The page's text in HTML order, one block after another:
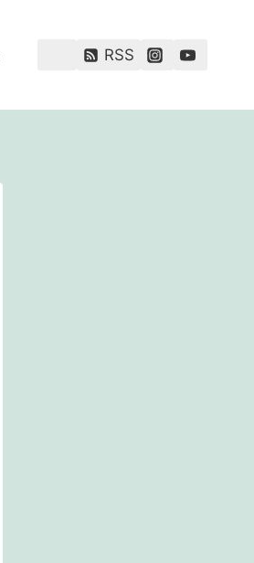
RSS